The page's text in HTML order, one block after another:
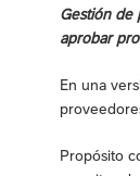
Gestión de
aprobar
En una
Propósito